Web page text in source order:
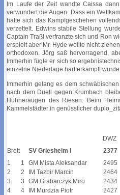
Im Laufe der Zeit wandte Caissa
verwundert die Augen. Dass ein
hatte sich das Kampfgeschehen
verzettelt. Edwins stabile Stellung
Captain Traßl verfranzte sich und Ron
erspielt aber Mr. Hyde wollte nicht
orthodoxen. Jörg saß hervorragend,
Immerhin fügte er sich so
einzelne Niederlage hart erkämpft
Immerhin gelang es dem
nach dem Duell gegen Krumbach
Hühneraugen des Riesen. Beim
Kammelstädter in genüsslicher
DWZ
Brett
SV Griesheim I 2377
1
1 GM Mista Aleksandar 2495
2
2 IM Tazbir Marcin 2464
3
3 GM Grabarczyk Miro 2434
4
4 IM Murdzia Piotr 2427